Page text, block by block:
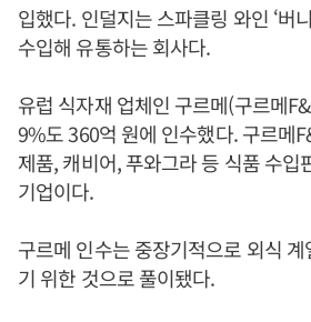
입했다. 인덜지는 스파클링 와인 ‘버
수입해 유통하는 회사다.
유럽 식자재 업체인 구르메(구르메
9%도 360억 원에 인수했다. 구르메
제품, 캐비어, 푸와그라 등 식품 수입
기업이다.
구르메 인수는 중장기적으로 외식
기 위한 것으로 풀이됐다.